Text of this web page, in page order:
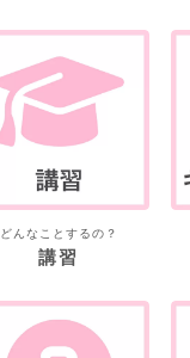
どんなことするの？
講習